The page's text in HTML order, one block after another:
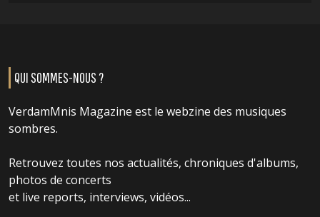
QUI SOMMES-NOUS ?
VerdamMnis Magazine est le webzine des musiques
sombres.
Retrouvez toutes nos actualités, chroniques d'albums,
photos de concerts
et live reports, interviews, vidéos...